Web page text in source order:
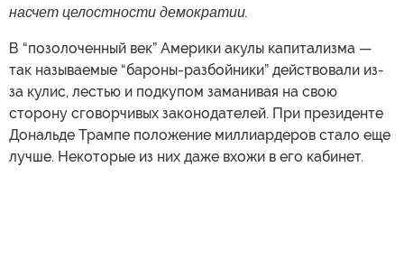
насчет целостности демократии.
В “позолоченный век” Америки акулы капитализма —
так называемые “бароны-разбойники” действовали из-
за кулис, лестью и подкупом заманивая на свою
сторону сговорчивых законодателей. При президенте
Дональде Трампе положение миллиардеров стало еще
лучше. Некоторые из них даже вхожи в его кабинет.